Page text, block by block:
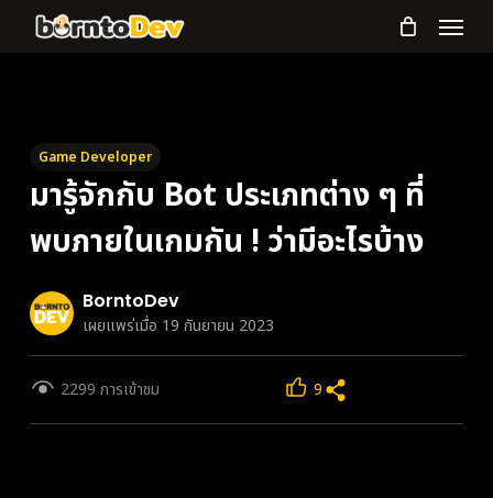
Menu
Game Developer
มารู้จักกับ Bot ประเภทต่าง ๆ ที่
พบภายในเกมกัน ! ว่ามีอะไรบ้าง
BorntoDev
เผยแพร่เมื่อ 19 กันยายน 2023
2299 การเข้าชม 9